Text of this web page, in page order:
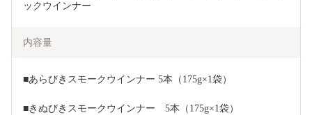
ックウインナー
内容量
■あらびきスモークウインナー 5本（175g×1袋）
■きぬびきスモークウインナー　5本（175g×1袋）